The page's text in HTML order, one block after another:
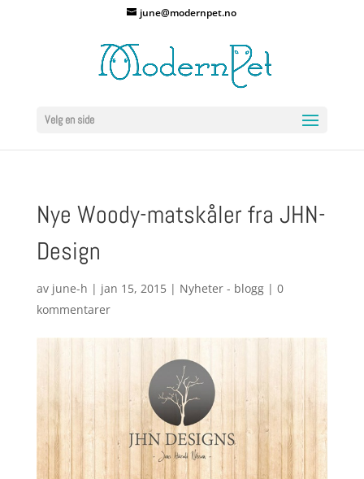
june@modernpet.no
Velg en side
Nye Woody-matskåler fra JHN-
Design
av june-h | jan 15, 2015| Nyheter - blogg| 0
kommentarer